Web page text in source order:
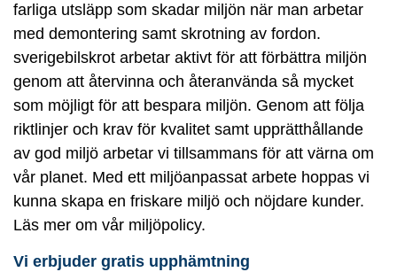
farliga utsläpp som skadar miljön när man arbetar
med demontering samt skrotning av fordon.
sverigebilskrot arbetar aktivt för att förbättra miljön
genom att återvinna och återanvända så mycket
som möjligt för att bespara miljön. Genom att följa
riktlinjer och krav för kvalitet samt upprätthållande
av god miljö arbetar vi tillsammans för att värna om
vår planet. Med ett miljöanpassat arbete hoppas vi
kunna skapa en friskare miljö och nöjdare kunder.
Läs mer om vår miljöpolicy.
Vi erbjuder gratis upphämtning